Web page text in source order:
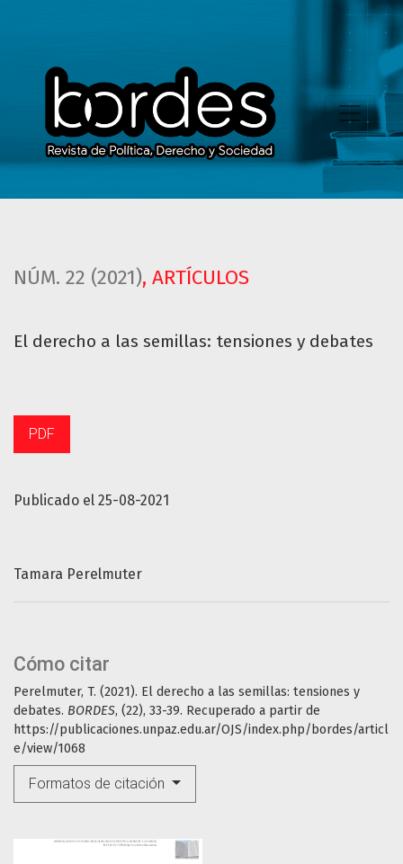
NÚM. 22 (2021), ARTÍCULOS
El derecho a las semillas: tensiones y debates
Publicado el 25-08-2021
PDF
Cómo citar
Perelmuter, T. (2021). El derecho a las semillas: tensiones y
debates. BORDES, (22), 33-39. Recuperado a partir de
https://publicaciones.unpaz.edu.ar/OJS/index.php/bordes/articl
e/view/1068
Formatos de citación
Tamara Perelmuter